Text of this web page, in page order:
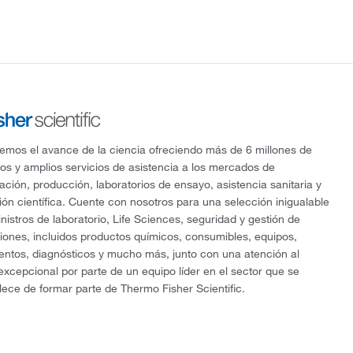
el avance de la ciencia ofreciendo más de 6 millones de
y amplios servicios de asistencia a los mercados de
producción, laboratorios de ensayo, asistencia sanitaria y
científica. Cuente con nosotros para una selección inigualable
de laboratorio, Life Sciences, seguridad y gestión de
incluidos productos químicos, consumibles, equipos,
diagnósticos y mucho más, junto con una atención al
por parte de un equipo líder en el sector que se
de formar parte de Thermo Fisher Scientific.